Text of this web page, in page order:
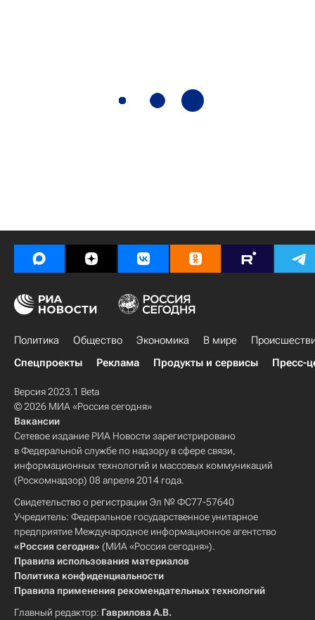
Политика Общество Экономика В мире
Спецпроекты
Реклама Продукты и сервисы Пресс-
Версия 2023.1 Beta
© 2026 МИА «Россия сегодня»
Вакансии
Сетевое издание РИА Новости зарегистрировано
в Федеральной службе по надзору в сфере связи,
информационных технологий и массовых коммуникаций
(Роскомнадзор) 08 апреля 2014 года.
Свидетельство о регистрации Эл № ФС77-57640
Учредитель: Федеральное государственное унитарное
предприятие Международное информационное агентство
«Россия сегодня» (МИА «Россия сегодня»).
Правила использования материалов
Политика конфиденциальности
Правила применения рекомендательных технологий
Главный редактор: Гаврилова А.В.